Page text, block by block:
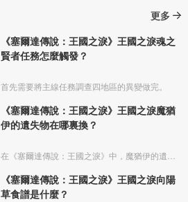
更多
《塞爾達傳說：王國之淚》王國之淚魂之
賢者任務怎麼觸發？
首先需要將主線任務調查四地區的異變做完。
《塞爾達傳說：王國之淚》王國之淚魔猶
伊的遺失物在哪裏換？
《塞爾達傳說：王國之淚》王國之淚向陽
草食譜是什麼？